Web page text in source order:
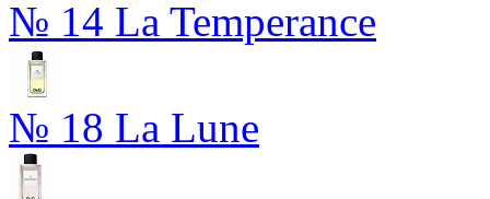
№ 14 La Temperance
№ 18 La Lune